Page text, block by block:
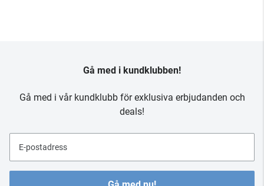
Gå med i kundklubben!
Gå med i vår kundklubb för exklusiva erbjudanden och
deals!
E-postadress